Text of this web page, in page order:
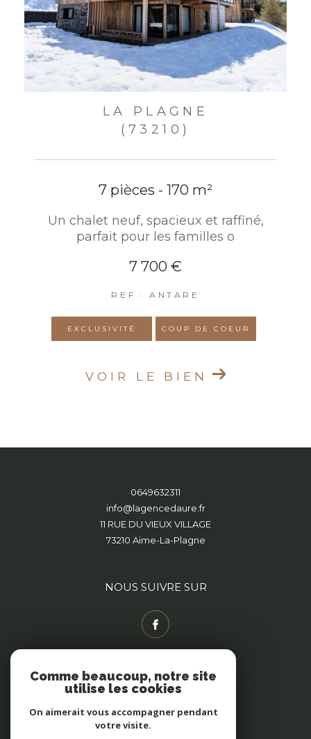
LA PLAGNE
(73210)
7 pièces - 170 m²
Un chalet neuf, spacieux et raffiné,
parfait pour les familles o
7 700 €
REF : ANTARE
EXCLUSIVITÉ COUP DE COEUR
VOIR LE BIEN
0649632311
info@lagencedaure.fr
11 RUE DU VIEUX VILLAGE
73210
Aime-La-Plagne
NOUS SUIVRE SUR
ADHÉRENTS
Comme beaucoup, notre site
utilise les cookies
On aimerait vous accompagner pendant
votre visite.